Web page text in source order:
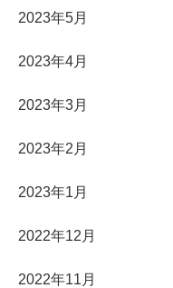
2023年5月
2023年4月
2023年3月
2023年2月
2023年1月
2022年12月
2022年11月